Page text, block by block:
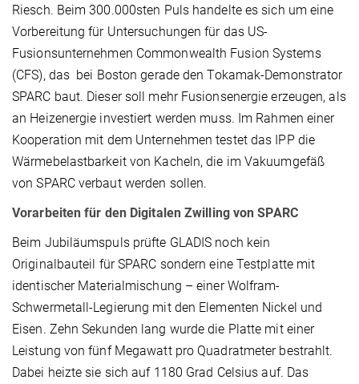
Riesch. Beim 300.000sten Puls handelte es sich um eine
Vorbereitung für Untersuchungen für das US-
Fusionsunternehmen Commonwealth Fusion Systems
(CFS), das bei Boston gerade den Tokamak-Demonstrator
SPARC baut. Dieser soll mehr Fusionsenergie erzeugen, als
an Heizenergie investiert werden muss. Im Rahmen einer
Kooperation mit dem Unternehmen testet das IPP die
Wärmebelastbarkeit von Kacheln, die im Vakuumgefäß
von SPARC verbaut werden sollen.
Vorarbeiten für den Digitalen Zwilling von SPARC
Beim Jubiläumspuls prüfte GLADIS noch kein
Originalbauteil für SPARC sondern eine Testplatte mit
identischer Materialmischung – einer Wolfram-
Schwermetall-Legierung mit den Elementen Nickel und
Eisen. Zehn Sekunden lang wurde die Platte mit einer
Leistung von fünf Megawatt pro Quadratmeter bestrahlt.
Dabei heizte sie sich auf 1180 Grad Celsius auf. Das